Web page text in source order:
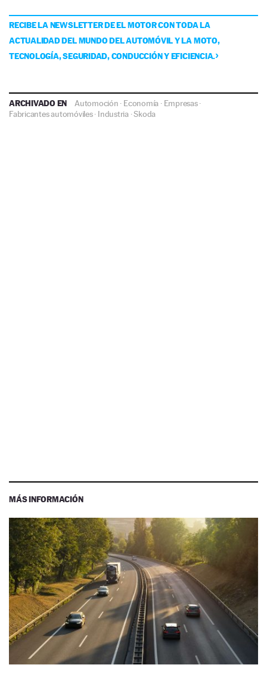
RECIBE LA NEWSLETTER DE EL MOTOR CON TODA LA
ACTUALIDAD DEL MUNDO DEL AUTOMÓVIL Y LA MOTO,
TECNOLOGÍA, SEGURIDAD, CONDUCCIÓN Y EFICIENCIA.
ARCHIVADO EN Automoción · Economía · Empresas·
Fabricantes automóviles· Industria·Skoda
MÁS INFORMACIÓN